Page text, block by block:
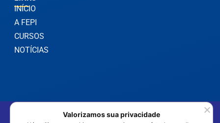
INÍCIO
A FEPI
CURSOS
NOTÍCIAS
©2025 FEPI Itajubá - Todos os Direitos Reservados
Política de Privacidade
Valorizamos sua privacidade